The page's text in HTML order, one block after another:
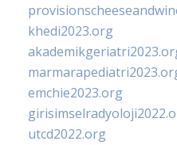
khedi2023.org
emchie2023.org
utcd2022.org